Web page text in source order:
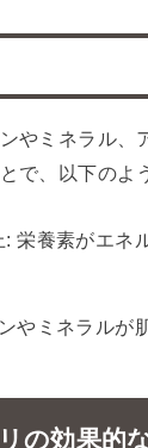
やミネラル
で、以下のよ
栄養素がエネ
やミネラルが
の効果的